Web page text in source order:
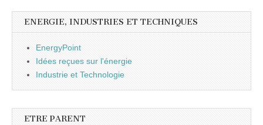
ENERGIE, INDUSTRIES ET TECHNIQUES
EnergyPoint
Idées reçues sur l'énergie
Industrie et Technologie
ETRE PARENT